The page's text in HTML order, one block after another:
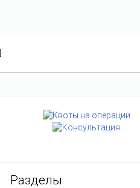
Разделы